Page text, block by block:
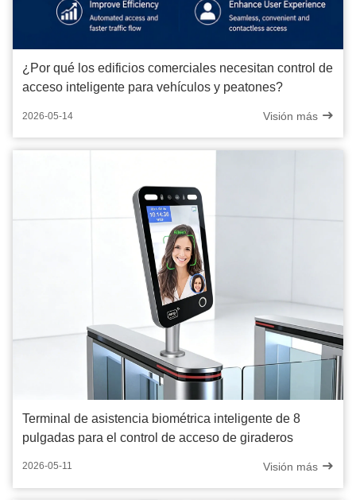
¿Por qué los edificios comerciales necesitan control de
acceso inteligente para vehículos y peatones?
2026-05-14 Visión más
Terminal de asistencia biométrica inteligente de 8
pulgadas para el control de acceso de giraderos
2026-05-11 Visión más